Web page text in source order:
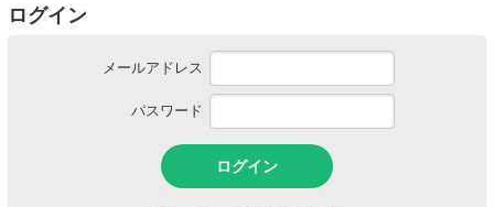
ログイン
メールアドレス
パスワード
ログイン